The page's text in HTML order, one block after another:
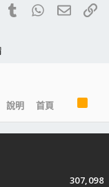
PinterestTumblrWhatsApp
電子
說明 首頁
S
307,098